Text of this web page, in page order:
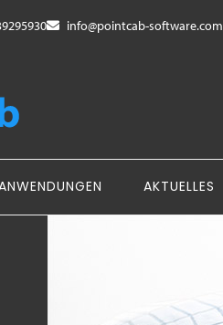
info@pointcab-software.com
AKTUELLES